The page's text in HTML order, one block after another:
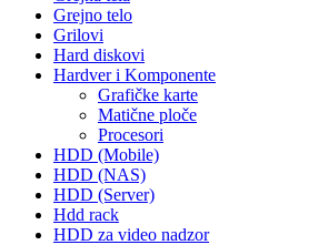
Grejno telo
Grilovi
Hard diskovi
Hardver i Komponente
Grafičke karte
Matične ploče
Procesori
HDD (Mobile)
HDD (NAS)
HDD (Server)
Hdd rack
HDD za video nadzor